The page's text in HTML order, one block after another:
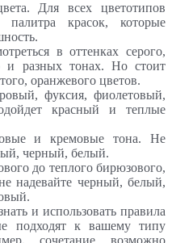
Для всех цветотипов
палитра красок, которые
в оттенках серого,
и разных тонах. Но стоит
оранжевого цветов.
фуксия, фиолетовый,
красный и теплые
и кремовые тона. Не
черный, белый.
до теплого бирюзового,
надевайте черный, белый,
и использовать правила
подходят к вашему типу